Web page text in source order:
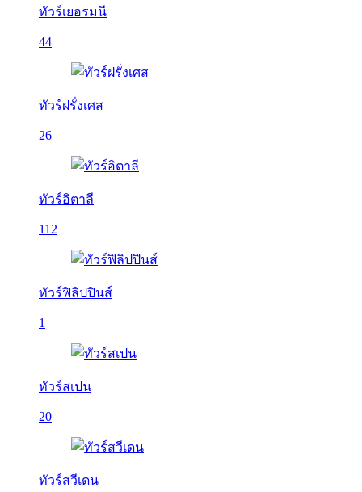
ทัวร์เยอรมนี
44
ทัวร์ฝรั่งเศส
26
ทัวร์อิตาลี
112
ทัวร์ฟิลิปปินส์
1
ทัวร์สเปน
20
ทัวร์สวีเดน